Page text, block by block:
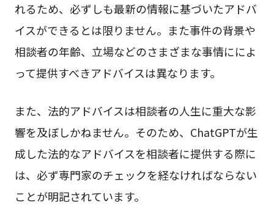
れるため、必ずしも最新の情報に基づいたアドバ
イスができるとは限りません。また事件の背景や
相談者の年齢、立場などのさまざまな事情にによ
って提供すべきアドバイスは異なります。
また、法的アドバイスは相談者の人生に重大な影
響を及ぼしかねません。そのため、ChatGPTが生
成した法的なアドバイスを相談者に提供する際に
は、必ず専門家のチェックを経なければならない
ことが明記されています。